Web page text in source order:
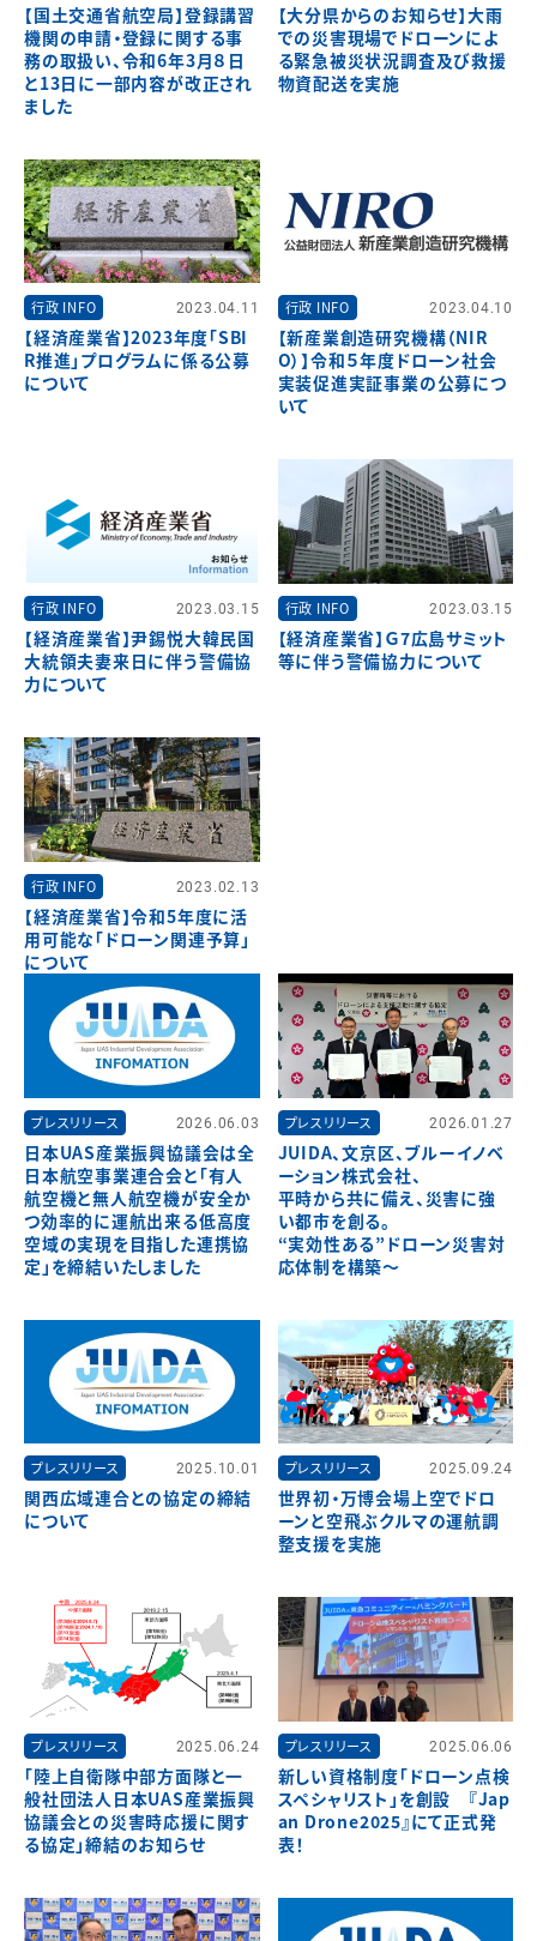
【国土交通省航空局】登録講習
機関の申請・登録に関する事
務の取扱い、令和6年3月８日
と13日に一部内容が改正され
ました
【大分県からのお知らせ】大雨
での災害現場でドローンによ
る緊急被災状況調査及び救援
物資配送を実施
行政 INFO 2023.04.11
【経済産業省】2023年度「SBI
R推進」プログラムに係る公募
について
行政 INFO 2023.04.10
【新産業創造研究機構（NIR
O）】令和５年度ドローン社会
実装促進実証事業の公募につ
いて
行政 INFO 2023.03.15
【経済産業省】尹錫悦大韓民国
大統領夫妻来日に伴う警備協
力について
行政 INFO 2023.03.15
【経済産業省】Ｇ7広島サミット
等に伴う警備協力について
行政 INFO 2023.02.13
【経済産業省】令和5年度に活
用可能な「ドローン関連予算」
について
プレスリリース 2026.06.03
日本UAS産業振興協議会は全
日本航空事業連合会と「有人
航空機と無人航空機が安全か
つ効率的に運航出来る低高度
空域の実現を目指した連携協
定」を締結いたしました
プレスリリース 2026.01.27
JUIDA、文京区、ブルーイノベ
ーション株式会社、
平時から共に備え、災害に強
い都市を創る。
“実効性ある”ドローン災害対
応体制を構築～
プレスリリース 2025.10.01
関西広域連合との協定の締結
について
プレスリリース 2025.09.24
世界初・万博会場上空でドロ
ーンと空飛ぶクルマの運航調
整支援を実施
プレスリリース 2025.06.24
「陸上自衛隊中部方面隊と一
般社団法人日本UAS産業振興
協議会との災害時応援に関す
る協定」締結のお知らせ
プレスリリース 2025.06.06
新しい資格制度「ドローン点検
スペシャリスト」を創設 『Jap
an Drone2025』にて正式発
表！